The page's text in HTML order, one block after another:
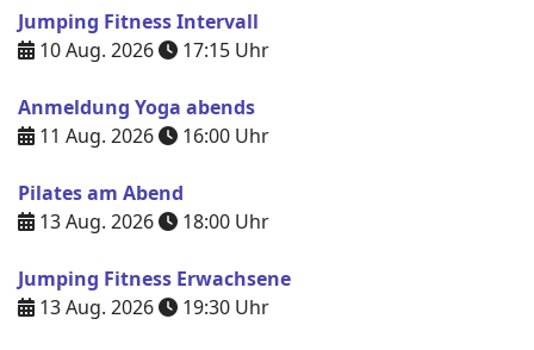
Jumping Fitness Intervall
10 Aug. 2026
17:15 Uhr
Anmeldung Yoga abends
11 Aug. 2026
16:00 Uhr
Pilates am Abend
13 Aug. 2026
18:00 Uhr
Jumping Fitness Erwachsene
13 Aug. 2026
19:30 Uhr